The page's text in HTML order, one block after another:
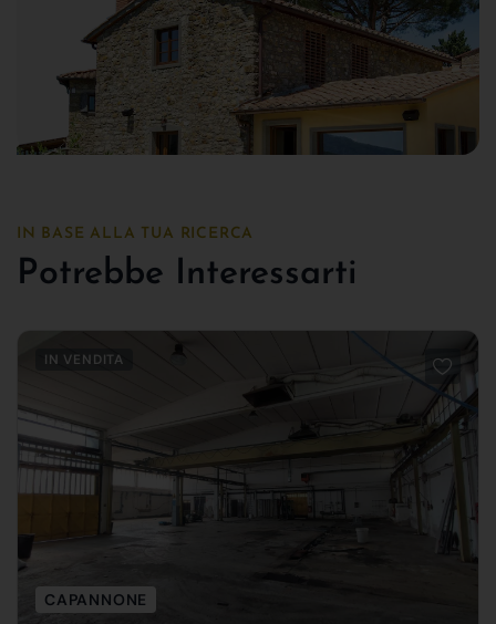
IN BASE ALLA TUA RICERCA
Potrebbe Interessarti
IN VENDITA
CAPANNONE